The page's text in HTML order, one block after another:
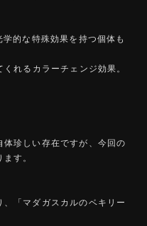
的な特殊効果を持つ個体も
れるカラーチェンジ効果。
体珍しい存在ですが、今回の
す。
「マダガスカルのベキリー